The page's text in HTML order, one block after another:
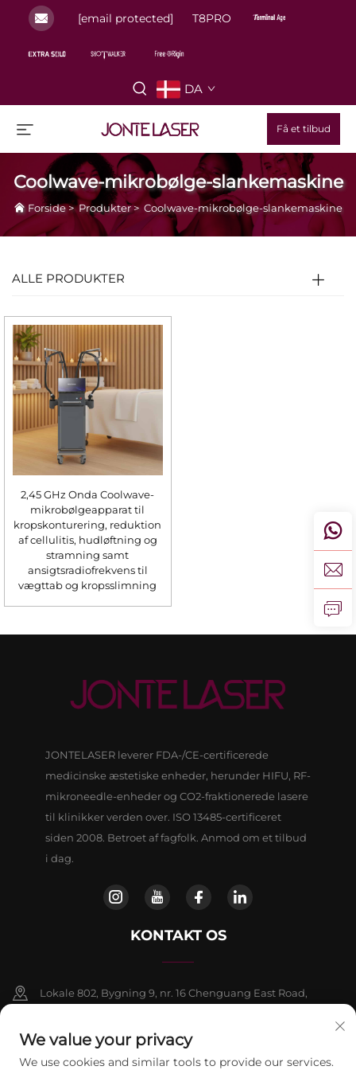
[email protected] T8PRO
DA
Få et tilbud
Coolwave-mikrobølge-slankemaskine
Forside>Produkter> Coolwave-mikrobølge-slankemaskine
ALLE PRODUKTER
2,45 GHz Onda Coolwave-
mikrobølgeapparat til
kropskonturering, reduktion
af cellulitis, hudløftning og
stramning samt
ansigtsradiofrekvens til
vægttab og kropsslimning
JONTELASER leverer FDA-/CE-certificerede
medicinske æstetiske enheder, herunder HIFU, RF-
mikroneedle-enheder og CO2-fraktionerede lasere
til klinikker verden over. ISO 13485-certificeret
siden 2008. Betroet af fagfolk. Anmod om et tilbud
i dag.
KONTAKT OS
Lokale 802, Bygning 9, nr. 16 Chenguang East Road,
+86-13911459627
We value your privacy
We use cookies and similar tools to provide our services.